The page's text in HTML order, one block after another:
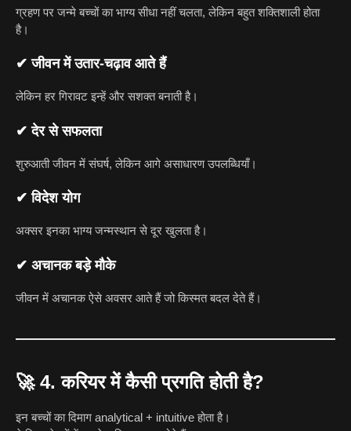
ग्रहण पर जन्मे बच्चों का भाग्य सीधा नहीं चलता, लेकिन बहुत शक्तिशाली होता
है।
✔ जीवन में उतार-चढ़ाव आते हैं
लेकिन हर गिरावट इन्हें और सशक्त बनाती है।
✔ देर से सफलता
शुरुआती जीवन में संघर्ष, लेकिन आगे असाधारण उपलब्धियाँ।
✔ विदेश योग
अक्सर इनका भाग्य जन्मस्थान से दूर खुलता है।
✔ अचानक बड़े मौके
जीवन में अचानक ऐसे अवसर आते हैं जो किस्मत बदल देते हैं।
🚀 4. करियर में कैसी प्रगति होती है?
इन बच्चों का दिमाग analytical + intuitive होता है।